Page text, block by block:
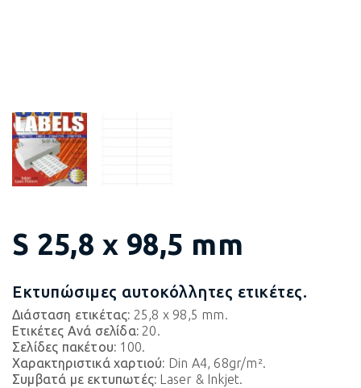
S 25,8 x 98,5 mm
Εκτυπώσιμες αυτοκόλλητες ετικέτες.
Διάσταση ετικέτας: 25,8 x 98,5 mm.
Ετικέτες Ανά σελίδα: 20.
Σελίδες πακέτου: 100.
Χαρακτηριστικά χαρτιού: Din A4, 68gr/m².
Συμβατά με εκτυπωτές: Laser & Inkjet.